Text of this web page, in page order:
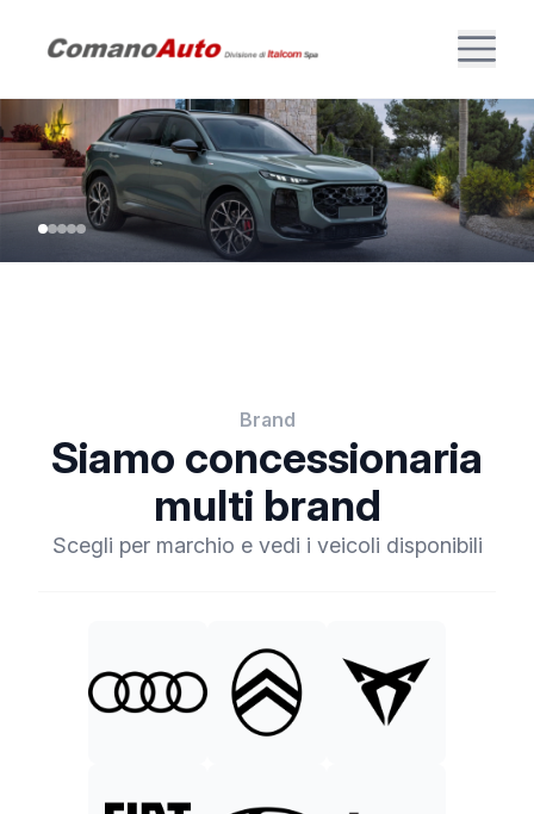
Brand
Siamo concessionaria
multi brand
Scegli per marchio e vedi i veicoli disponibili